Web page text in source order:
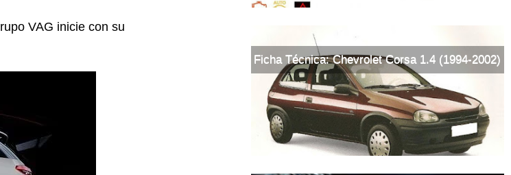
VAG inicie con su
Ficha Técnica: Chevrolet Corsa 1.4 (1994-2002)